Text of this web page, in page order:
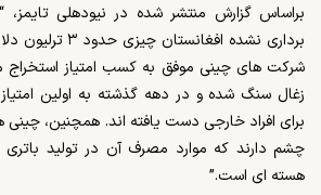
براساس گزارش منتشر شده در نیودهلی تایمز،
برداری نشده
شرکت های چینی موفق به کسب امتیاز استخراج
زغال سنگ شده و در دهه گذشته به اولین
برای افراد خارجی دست یافته اند. همچنین، چینی
چشم دارند که موارد مصرف آن در تولید باتری
هسته ای است.”